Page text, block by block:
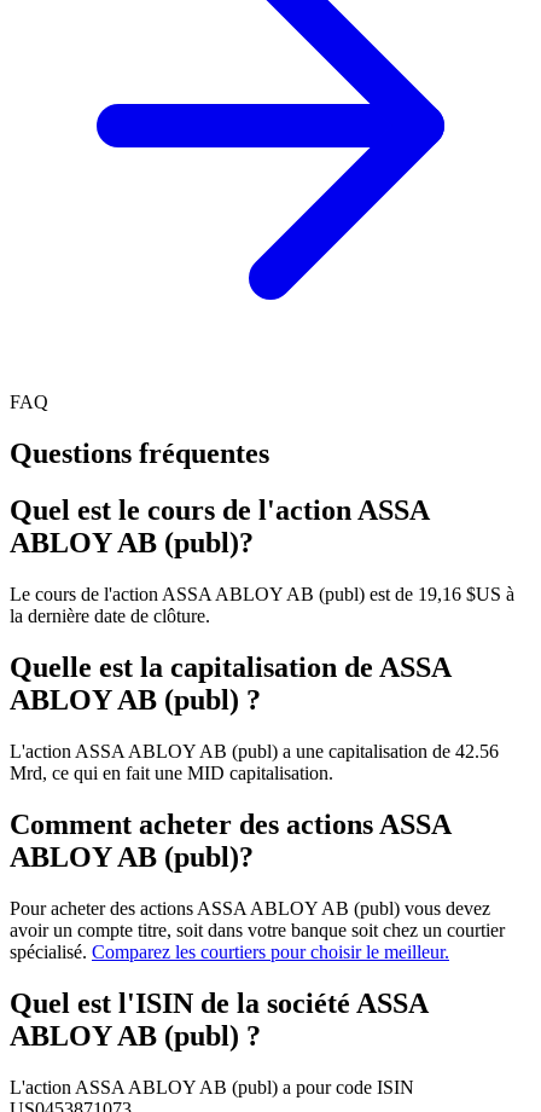
FAQ
Questions fréquentes
Quel est le cours de l'action ASSA
ABLOY AB (publ)?
Le cours de l'action ASSA ABLOY AB (publ) est de 19,16 $US à
la dernière date de clôture.
Quelle est la capitalisation de ASSA
ABLOY AB (publ) ?
L'action ASSA ABLOY AB (publ) a une capitalisation de 42.56
Mrd, ce qui en fait une MID capitalisation.
Comment acheter des actions ASSA
ABLOY AB (publ)?
Pour acheter des actions ASSA ABLOY AB (publ) vous devez
avoir un compte titre, soit dans votre banque soit chez un courtier
spécialisé. Comparez les courtiers pour choisir le meilleur.
Quel est l'ISIN de la société ASSA
ABLOY AB (publ) ?
L'action ASSA ABLOY AB (publ) a pour code ISIN